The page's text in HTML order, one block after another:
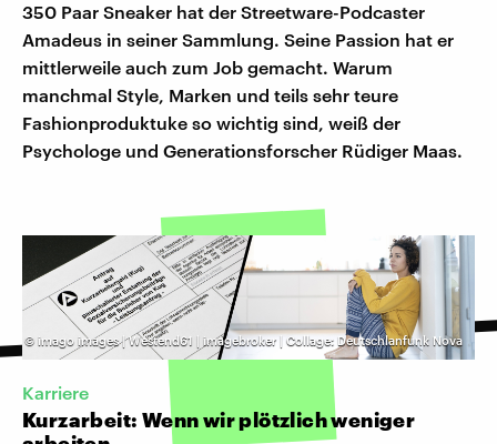
350 Paar Sneaker hat der Streetware-Podcaster
Amadeus in seiner Sammlung. Seine Passion hat er
mittlerweile auch zum Job gemacht. Warum
manchmal Style, Marken und teils sehr teure
Fashionproduktuke so wichtig sind, weiß der
Psychologe und Generationsforscher Rüdiger Maas.
© imago images | Westend61 | imagebroker | Collage: Deutschlanfunk Nova
Karriere
Kurzarbeit: Wenn wir plötzlich weniger